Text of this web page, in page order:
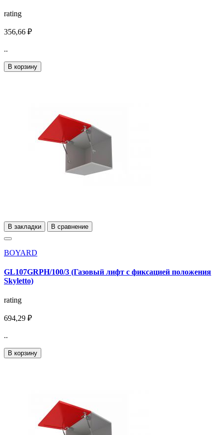
rating
356,66 ₽
..
В корзину
В закладки В сравнение
BOYARD
GL107GRPH/100/3 (Газовый лифт с фиксацией положения
Skyletto)
rating
694,29 ₽
..
В корзину